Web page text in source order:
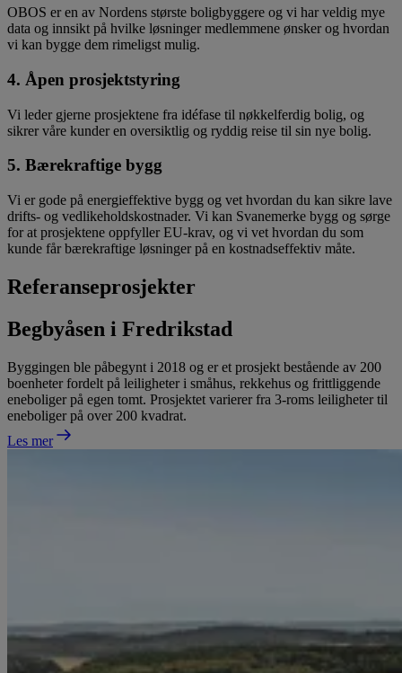
OBOS er en av Nordens største boligbyggere og vi har veldig mye
data og innsikt på hvilke løsninger medlemmene ønsker og hvordan
vi kan bygge dem rimeligst mulig.
4. Åpen prosjektstyring
Vi leder gjerne prosjektene fra idéfase til nøkkelferdig bolig, og
sikrer våre kunder en oversiktlig og ryddig reise til sin nye bolig.
5. Bærekraftige bygg
Vi er gode på energieffektive bygg og vet hvordan du kan sikre lave
drifts- og vedlikeholdskostnader. Vi kan Svanemerke bygg og sørge
for at prosjektene oppfyller EU-krav, og vi vet hvordan du som
kunde får bærekraftige løsninger på en kostnadseffektiv måte.
Referanseprosjekter
Begbyåsen i Fredrikstad
Byggingen ble påbegynt i 2018 og er et prosjekt bestående av 200
boenheter fordelt på leiligheter i småhus, rekkehus og frittliggende
eneboliger på egen tomt. Prosjektet varierer fra 3-roms leiligheter til
eneboliger på over 200 kvadrat.
Les mer